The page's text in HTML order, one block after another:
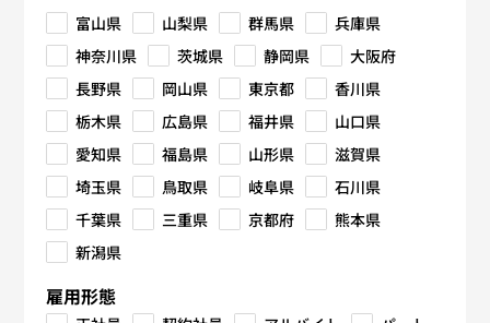
富山県 山梨県 群馬県
兵庫県
神奈川県
茨城県 静岡県
大阪府
長野県
岡山県 東京都
香川県
栃木県
広島県 福井県
山口県
愛知県
福島県 山形県
滋賀県
埼玉県
鳥取県 岐阜県
石川県
千葉県
三重県 京都府
熊本県
新潟県
雇用形態